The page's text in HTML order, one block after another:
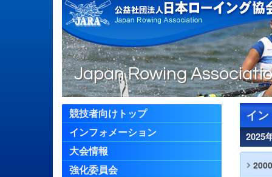
Japan Rowing
競技者向けトップ
インフォメーション
大会情報
強化委員会
イ
2025